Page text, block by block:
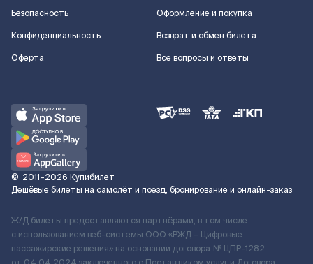
Безопасность
Конфиденциальность
Оферта
Оформление и покупка
Возврат и обмен билета
Все вопросы и ответы
© 2011–2026 Купибилет
Дешёвые билеты на самолёт и поезд, бронирование и онлайн-заказ
Ж/Д билеты предоставляются партнёрами, в том числе
с использованием веб-системы ООО «РЖД – Цифровые
пассажирские решения» на основании договора № ЦПР-1282